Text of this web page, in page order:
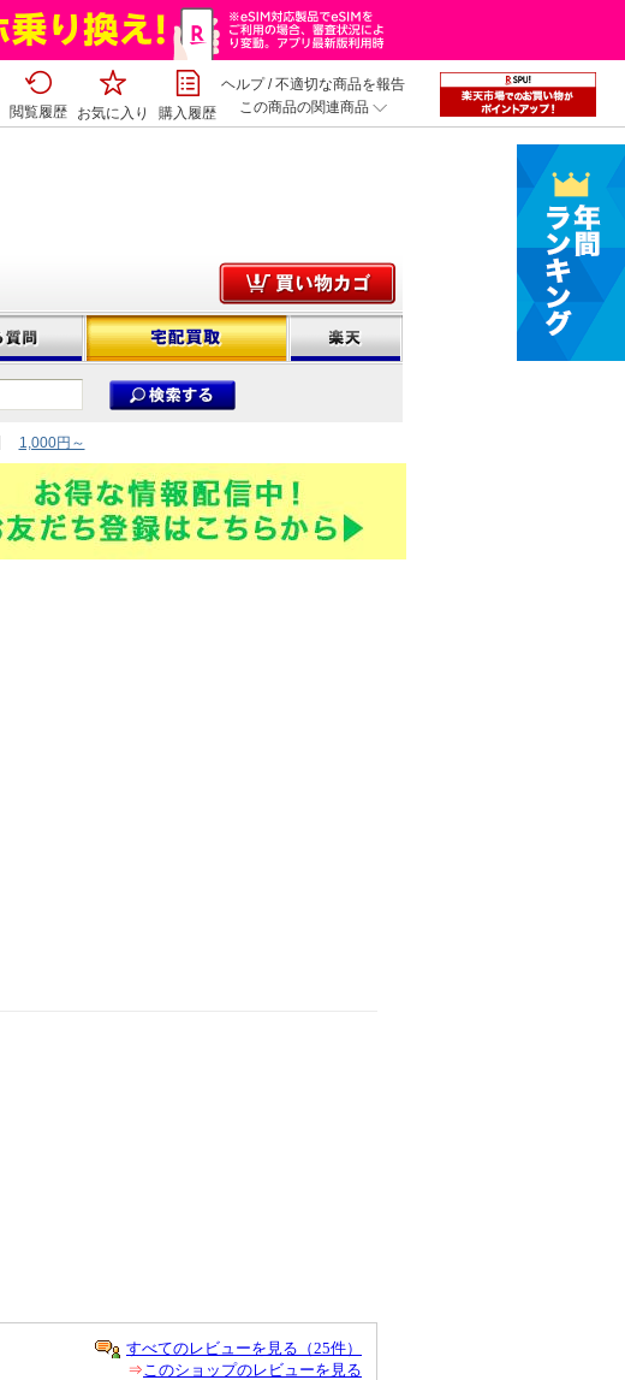
閲覧履歴 お気に入り 購入履歴
ヘルプ/不適切な商品を報告
この商品の関連商品
すべてのレビューを見る（25件）
⇒このショップのレビューを見る